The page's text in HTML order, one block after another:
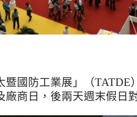
暨國防工業展」（TATDE）
商日，後兩天週末假日